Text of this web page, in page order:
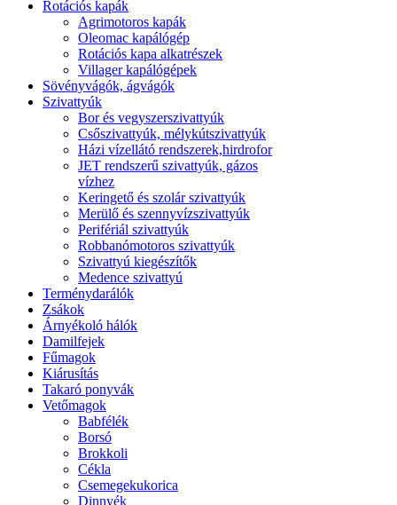
Rotációs kapák
Agrimotoros kapák
Oleomac kapálógép
Rotációs kapa alkatrészek
Villager kapálógépek
Sövényvágók, ágvágók
Szivattyúk
Bor és vegyszerszivattyúk
Csőszivattyúk, mélykútszivattyúk
Házi vízellátó rendszerek,hirdrofor
JET rendszerű szivattyúk, gázos
vízhez
Keringető és szolár szivattyúk
Merülő és szennyvízszivattyúk
Perifériál szivattyúk
Robbanómotoros szivattyúk
Szivattyú kiegészítők
Medence szivattyú
Terménydarálók
Zsákok
Árnyékoló hálók
Damilfejek
Fűmagok
Kiárusítás
Takaró ponyvák
Vetőmagok
Babfélék
Borsó
Brokkoli
Cékla
Csemegekukorica
Dinnyék